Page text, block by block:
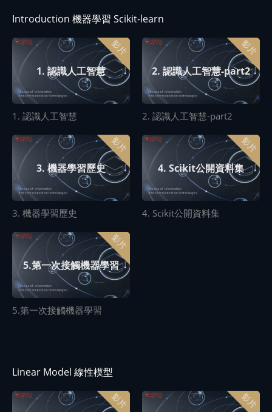
Introduction 機器學習 Scikit-learn
影片
1. 認識人工智慧
1. 認識人工智慧
影片
2. 認識人工智慧-part2
2. 認識人工智慧-part2
影片
3. 機器學習歷史
3. 機器學習歷史
影片
4. Scikit公開資料集
4. Scikit公開資料集
影片
5.第一次接觸機器學習
5.第一次接觸機器學習
Linear Model 線性模型
影片 影片